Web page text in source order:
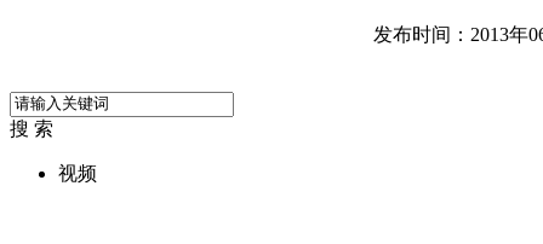
发布时间：2013年
搜 索
视频